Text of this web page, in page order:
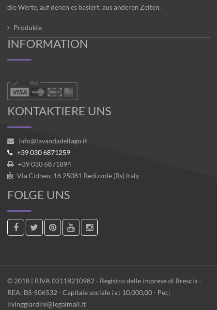
die Werte, auf denen es basiert, aus anderen Zeiten.
Produkte
INFORMATION
KONTAKTIERE UNS
info@lavandadellago.it
+39 030 6871259
+39 030 6871894
Via Cidneo, 16 25081 Bedizzole (Bs) Italy
FOLGE UNS
© 2018 | P.IVA 03118210982 - Registro delle imprese di Brescia -
REA: BS-506532 - Capitale sociale i.v.: 10.000,00 - Pec:
livinggiardini@legalmail.it